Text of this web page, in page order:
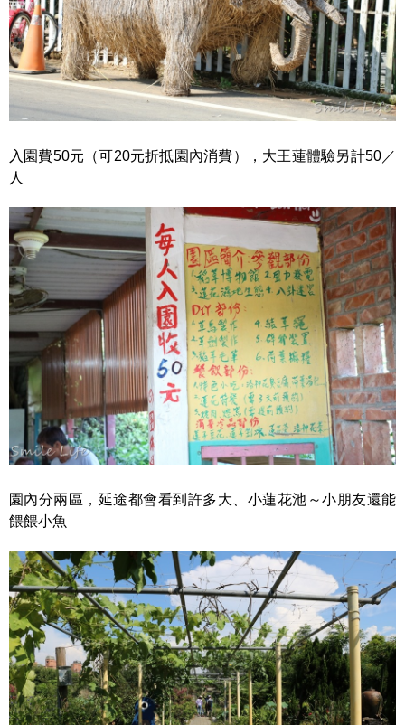
入園費50元（可20元折抵園內消費），大王蓮體驗另計50／
人
園內分兩區，延途都會看到許多大、小蓮花池～小朋友還能
餵餵小魚